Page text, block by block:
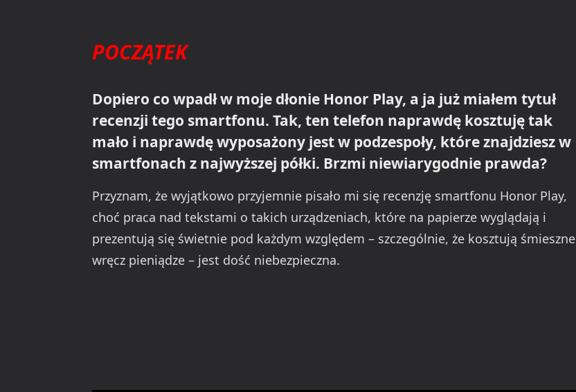
POCZĄTEK
Dopiero co wpadł w moje dłonie Honor Play, a ja już miałem tytuł
recenzji tego smartfonu. Tak, ten telefon naprawdę kosztuję tak
mało i naprawdę wyposażony jest w podzespoły, które znajdziesz w
smartfonach z najwyższej półki. Brzmi niewiarygodnie prawda?
Przyznam, że wyjątkowo przyjemnie pisało mi się recenzję smartfonu Honor Play,
choć praca nad tekstami o takich urządzeniach, które na papierze wyglądają i
prezentują się świetnie pod każdym względem – szczególnie, że kosztują śmieszne
wręcz pieniądze – jest dość niebezpieczna.